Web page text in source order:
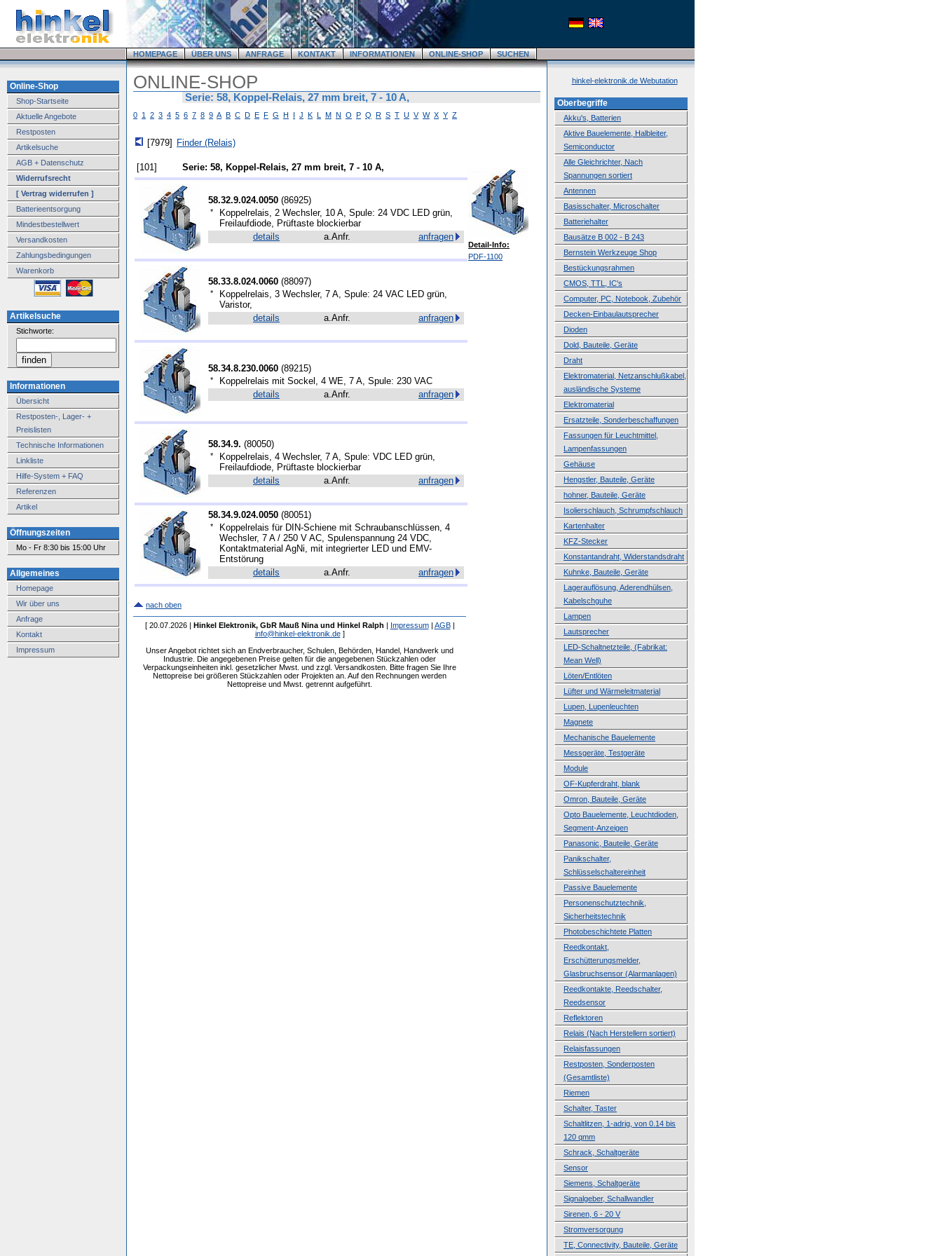
HOMEPAGE ÜBER UNS ANFRAGE KONTAKT INFORMATIONEN ONLINE-SHOP SUCHEN
Online-Shop
Shop-Startseite
Aktuelle Angebote
Restposten
Artikelsuche
AGB + Datenschutz
Widerrufsrecht
[ Vertrag widerrufen ]
Batterieentsorgung
Mindestbestellwert
Versandkosten
Zahlungsbedingungen
Warenkorb
Artikelsuche
Stichworte:
Informationen
Übersicht
Restposten-, Lager- +
Preislisten
Technische Informationen
Linkliste
Hilfe-System + FAQ
Referenzen
Artikel
Öffnungszeiten
Mo - Fr 8:30 bis 15:00 Uhr
Allgemeines
Homepage
Wir über uns
Anfrage
Kontakt
Impressum
ONLINE-SHOP
Serie: 58, Koppel-Relais, 27 mm breit, 7 - 10 A,
0 1 2 3 4 5 6 7 8 9 A B C D E F G H I J K L M N O P Q R S T U V W X Y Z
[7979] Finder (Relais)
Detail-Info:
PDF-1100
[101] Serie: 58, Koppel-Relais, 27 mm breit, 7 - 10 A,
58.32.9.024.0050 (86925)
*
Koppelrelais, 2 Wechsler, 10 A, Spule: 24 VDC LED grün,
Freilaufdiode, Prüftaste blockierbar
details
a.Anfr. anfragen
58.33.8.024.0060 (88097)
*
Koppelrelais, 3 Wechsler, 7 A, Spule: 24 VAC LED grün,
Varistor,
details
a.Anfr. anfragen
58.34.8.230.0060 (89215)
*
Koppelrelais mit Sockel, 4 WE, 7 A, Spule: 230 VAC
details
a.Anfr. anfragen
58.34.9. (80050)
*
Koppelrelais, 4 Wechsler, 7 A, Spule: VDC LED grün,
Freilaufdiode, Prüftaste blockierbar
details
a.Anfr. anfragen
58.34.9.024.0050 (80051)
*
Koppelrelais für DIN-Schiene mit Schraubanschlüssen, 4
Wechsler, 7 A / 250 V AC, Spulenspannung 24 VDC,
Kontaktmaterial AgNi, mit integrierter LED und EMV-
Entstörung
details
a.Anfr. anfragen
nach oben
[ 20.07.2026 | Hinkel Elektronik, GbR Mauß Nina und Hinkel Ralph | Impressum| AGB|
info@hinkel-elektronik.de]
Unser Angebot richtet sich an Endverbraucher, Schulen, Behörden, Handel, Handwerk und
Industrie. Die angegebenen Preise gelten für die angegebenen Stückzahlen oder
Verpackungseinheiten inkl. gesetzlicher Mwst. und zzgl. Versandkosten. Bitte fragen Sie Ihre
Nettopreise bei größeren Stückzahlen oder Projekten an. Auf den Rechnungen werden
Nettopreise und Mwst. getrennt aufgeführt.
hinkel-elektronik.de Webutation
Oberbegriffe
Akku's, Batterien
Aktive Bauelemente, Halbleiter,
Semiconductor
Alle Gleichrichter, Nach
Spannungen sortiert
Antennen
Basisschalter, Microschalter
Batteriehalter
Bausätze B 002 - B 243
Bernstein Werkzeuge Shop
Bestückungsrahmen
CMOS, TTL, IC's
Computer, PC, Notebook, Zubehör
Decken-Einbaulautsprecher
Dioden
Dold, Bauteile, Geräte
Draht
Elektromaterial, Netzanschlußkabel,
ausländische Systeme
Elektromaterial
Ersatzteile, Sonderbeschaffungen
Fassungen für Leuchtmittel,
Lampenfassungen
Gehäuse
Hengstler, Bauteile, Geräte
hohner, Bauteile, Geräte
Isolierschlauch, Schrumpfschlauch
Kartenhalter
KFZ-Stecker
Konstantandraht, Widerstandsdraht
Kuhnke, Bauteile, Geräte
Lagerauflösung, Aderendhülsen,
Kabelschguhe
Lampen
Lautsprecher
LED-Schaltnetzteile, (Fabrikat:
Mean Well)
Löten/Entlöten
Lüfter und Wärmeleitmaterial
Lupen, Lupenleuchten
Magnete
Mechanische Bauelemente
Messgeräte, Testgeräte
Module
OF-Kupferdraht, blank
Omron, Bauteile, Geräte
Opto Bauelemente, Leuchtdioden,
Segment-Anzeigen
Panasonic, Bauteile, Geräte
Panikschalter,
Schlüsselschaltereinheit
Passive Bauelemente
Personenschutztechnik,
Sicherheitstechnik
Photobeschichtete Platten
Reedkontakt,
Erschütterungsmelder,
Glasbruchsensor (Alarmanlagen)
Reedkontakte, Reedschalter,
Reedsensor
Reflektoren
Relais (Nach Herstellern sortiert)
Relaisfassungen
Restposten, Sonderposten
(Gesamtliste)
Riemen
Schalter, Taster
Schaltlitzen, 1-adrig, von 0.14 bis
120 qmm
Schrack, Schaltgeräte
Sensor
Siemens, Schaltgeräte
Signalgeber, Schallwandler
Sirenen, 6 - 20 V
Stromversorgung
TE, Connectivity, Bauteile, Geräte